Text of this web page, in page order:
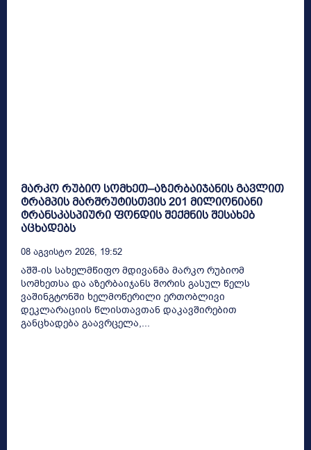
მარკო რუბიო სომხეთ–აზერბაიჯანის გავლით
ტრამპის მარშრუტისთვის 201 მილიონიანი
ტრანსკასპიური ფონდის შექმნის შესახებ
აცხადებს
08 Აგვისტო 2026, 19:52
აშშ-ის სახელმწიფო მდივანმა მარკო რუბიომ
სომხეთსა და აზერბაიჯანს შორის გასულ წელს
ვაშინგტონში ხელმოწერილი ერთობლივი
დეკლარაციის წლისთავთან დაკავშირებით
განცხადება გაავრცელა,...